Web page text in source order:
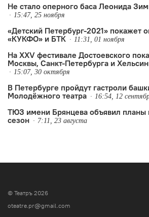
Не стало оперного баса Леонида
15:47, 25 ноября
«Детский Петербург-2021» покажет
«КУКФО» и БТК
11:31, 01 ноября
На XXV фестивале Достоевского
Москвы, Санкт-Петербурга и
15:07, 30 октября
В Петербурге пройдут гастроли
Молодёжного театра
16:54, 12
ТЮЗ имени Брянцева объявил
сезон
7:11, 23 августа
© Театръ 2026
oteatre.pr@gmail.com